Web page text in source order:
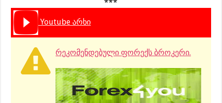
***
Youtube არხი
რეკომენდებული ფორექს ბროკერი.